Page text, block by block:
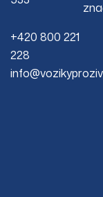
+420 800 221
228